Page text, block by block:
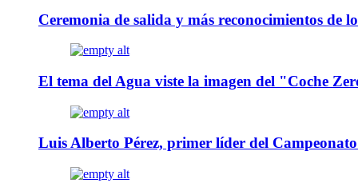
Ceremonia de salida y más reconocimientos de
El tema del Agua viste la imagen del "Coche
Luis Alberto Pérez, primer líder del